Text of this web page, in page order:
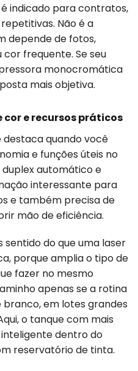
indicado para contratos,
Não é a
depende de fotos,
frequente. Se seu
monocromática
mais objetiva.
cor e recursos práticos
destaca quando você
e funções úteis no
duplex automático e
interessante para
e também precisa de
mão de eficiência.
sentido do que uma laser
porque amplia o tipo de
fazer no mesmo
apenas se a rotina
em lotes grandes
o tanque com mais
dentro do
reservatório de tinta.